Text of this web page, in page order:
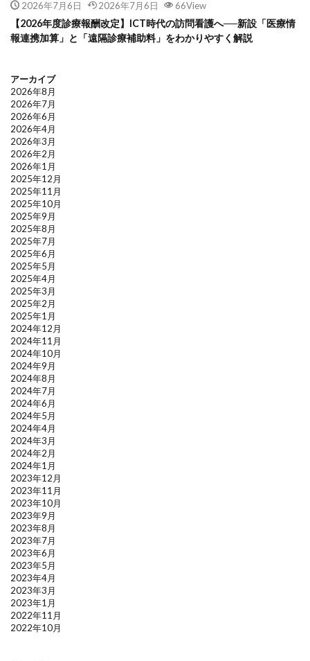
2026年7月6日 2026年7月6日 66View
【2026年度診療報酬改定】ICT時代の訪問看護へ──新設「医療情
報連携加算」と「遠隔診療補助料」をわかりやすく解説
アーカイブ
2026年8月
2026年7月
2026年6月
2026年4月
2026年3月
2026年2月
2026年1月
2025年12月
2025年11月
2025年10月
2025年9月
2025年8月
2025年7月
2025年6月
2025年5月
2025年4月
2025年3月
2025年2月
2025年1月
2024年12月
2024年11月
2024年10月
2024年9月
2024年8月
2024年7月
2024年6月
2024年5月
2024年4月
2024年3月
2024年2月
2024年1月
2023年12月
2023年11月
2023年10月
2023年9月
2023年8月
2023年7月
2023年6月
2023年5月
2023年4月
2023年3月
2023年1月
2022年11月
2022年10月